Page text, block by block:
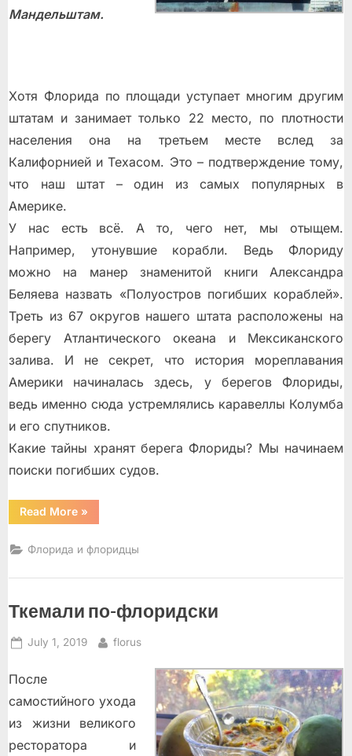
Мандельштам.
Хотя Флорида по площади уступает многим другим
штатам и занимает только 22 место, по плотности
населения она на третьем месте вслед за
Калифорнией и Техасом. Это – подтверждение тому,
что наш штат – один из самых популярных в
Америке.
У нас есть всё. А то, чего нет, мы отыщем.
Например, утонувшие корабли. Ведь Флориду
можно на манер знаменитой книги Александра
Беляева назвать «Полуостров погибших кораблей».
Треть из 67 округов нашего штата расположены на
берегу Атлантического океана и Мексиканского
залива. И не секрет, что история мореплавания
Америки начиналась здесь, у берегов Флориды,
ведь именно сюда устремлялись каравеллы Колумба
и его спутников.
Какие тайны хранят берега Флориды? Мы начинаем
поиски погибших судов.
Read More“Полуостров
погибших
»
Флорида и флоридцы
Ткемали по-флоридски
Posted
July 1, 2019 By
florus
После
самостийного ухода
из жизни великого
ресторатора и